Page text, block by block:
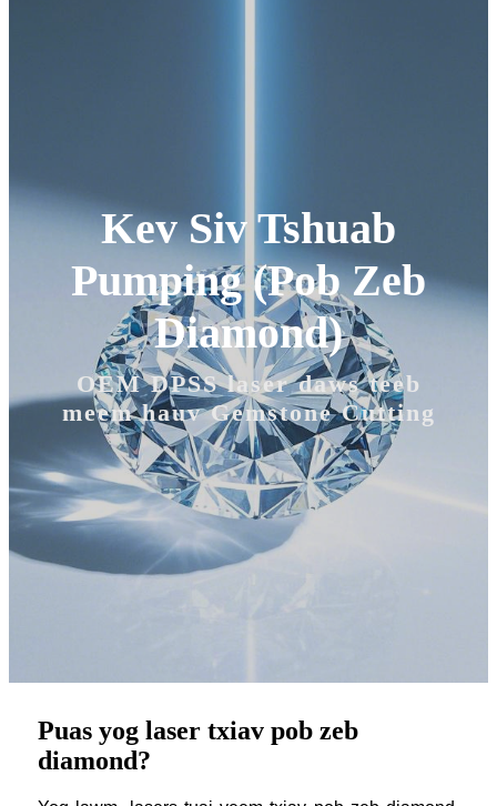
Kev Siv Tshuab
Pumping (Pob Zeb
Diamond)
OEM DPSS laser daws teeb
meem hauv Gemstone Cutting
Puas yog laser txiav pob zeb
diamond?